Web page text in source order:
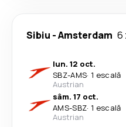
Sibiu -Amsterdam 6
lun. 12 oct.
SBZ-AMS· 1 escală
Austrian
sâm. 17 oct.
AMS-SBZ· 1 escală
Austrian